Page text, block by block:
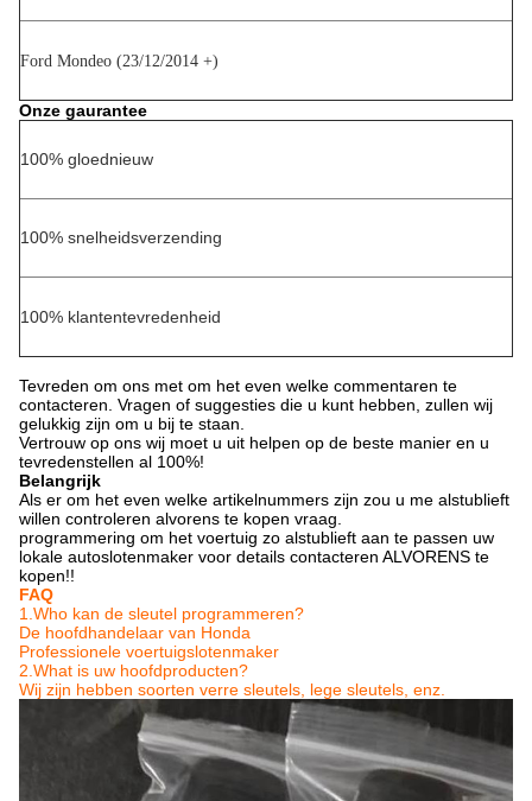
Ford Mondeo (23/12/2014 +)
Onze gaurantee
100% gloednieuw
100% snelheidsverzending
100% klantentevredenheid
Tevreden om ons met om het even welke commentaren te
contacteren. Vragen of suggesties die u kunt hebben, zullen wij
gelukkig zijn om u bij te staan.
Vertrouw op ons wij moet u uit helpen op de beste manier en u
tevredenstellen al 100%!
Belangrijk
Als er om het even welke artikelnummers zijn zou u me alstublieft
willen controleren alvorens te kopen vraag.
programmering om het voertuig zo alstublieft aan te passen uw
lokale autoslotenmaker voor details contacteren ALVORENS te
kopen!!
FAQ
1.Who kan de sleutel programmeren?
De hoofdhandelaar van Honda
Professionele voertuigslotenmaker
2.What is uw hoofdproducten?
Wij zijn hebben soorten verre sleutels, lege sleutels, enz.